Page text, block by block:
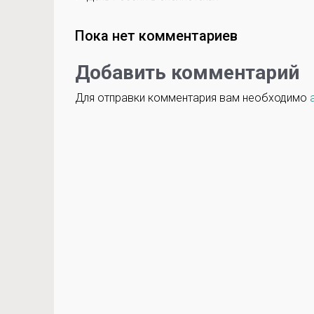
Пока нет комментариев
Добавить комментарий
Для отправки комментария вам необходимо